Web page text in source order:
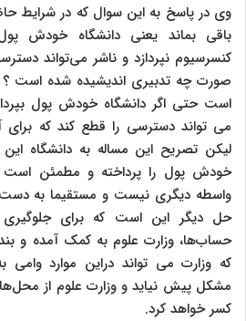
وی در پاسخ به این سوال که در شرایط
باقی بماند یعنی دانشگاه خودش
کنسرسیوم نپردازد و ناشر می‌تواند
صورت چه تدبیری اندیشیده شده است
است حتی اگر دانشگاه خودش پول
می تواند دسترسی را قطع کند که برای
لیکن تصریح این مساله به دانشگاه
خودش پول را پرداخته و مطمئن است
واسطه دیگری نیست و مستقیما به
حل دیگر این است که برای
حساب‌ها، وزارت علوم به کمک آمده و
که وزارت می تواند دراین موارد وامی
مشکل پیش نیاید و وزارت علوم از
کسر خواهد کرد.